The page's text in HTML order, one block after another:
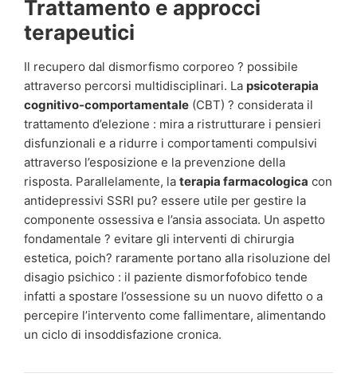
Trattamento e approcci
terapeutici
Il recupero dal dismorfismo corporeo ? possibile
attraverso percorsi multidisciplinari. La psicoterapia
cognitivo-comportamentale (CBT) ? considerata il
trattamento d’elezione : mira a ristrutturare i pensieri
disfunzionali e a ridurre i comportamenti compulsivi
attraverso l’esposizione e la prevenzione della
risposta. Parallelamente, la terapia farmacologica con
antidepressivi SSRI pu? essere utile per gestire la
componente ossessiva e l’ansia associata. Un aspetto
fondamentale ? evitare gli interventi di chirurgia
estetica, poich? raramente portano alla risoluzione del
disagio psichico : il paziente dismorfofobico tende
infatti a spostare l’ossessione su un nuovo difetto o a
percepire l’intervento come fallimentare, alimentando
un ciclo di insoddisfazione cronica.